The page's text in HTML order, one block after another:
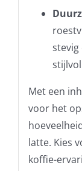
stevig
Met een
voor het
latte. Kies
koffie-